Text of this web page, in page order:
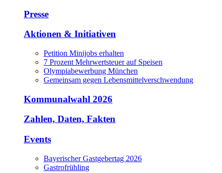
Presse
Aktionen & Initiativen
Petition Minijobs erhalten
7 Prozent Mehrwertsteuer auf Speisen
Olympiabewerbung München
Gemeinsam gegen Lebensmittelverschwendung
Kommunalwahl 2026
Zahlen, Daten, Fakten
Events
Bayerischer Gastgebertag 2026
Gastrofrühling